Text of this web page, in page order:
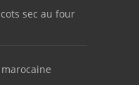
sec au four